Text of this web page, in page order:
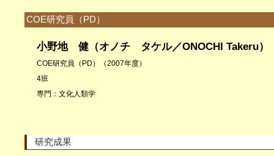
COE研究員（PD）
小野地 健（オノチ タケル／ONOCHI Takeru）
COE研究員（PD）（2007年度）
4班
専門：文化人類学
研究成果